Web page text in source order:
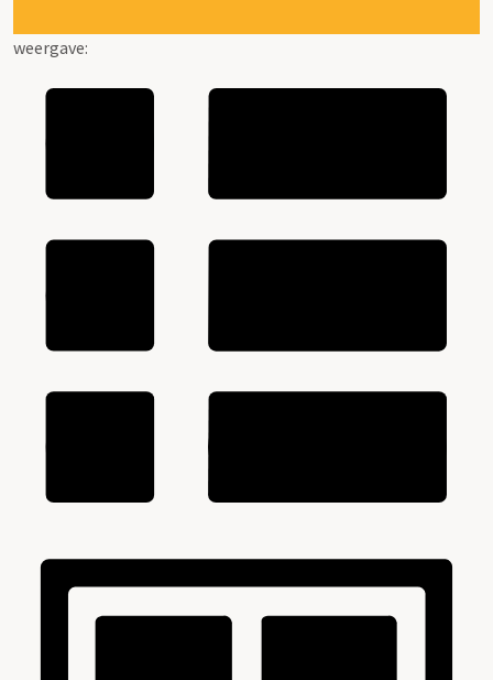
weergave: